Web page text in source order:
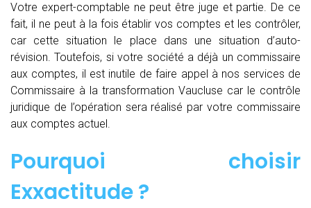
Votre expert-comptable ne peut être juge et partie. De ce
fait, il ne peut à la fois établir vos comptes et les contrôler,
car cette situation le place dans une situation d’auto-
révision. Toutefois, si votre société a déjà un commissaire
aux comptes, il est inutile de faire appel à nos services de
Commissaire à la transformation Vaucluse car le contrôle
juridique de l’opération sera réalisé par votre commissaire
aux comptes actuel.
Pourquoi choisir
Exxactitude ?